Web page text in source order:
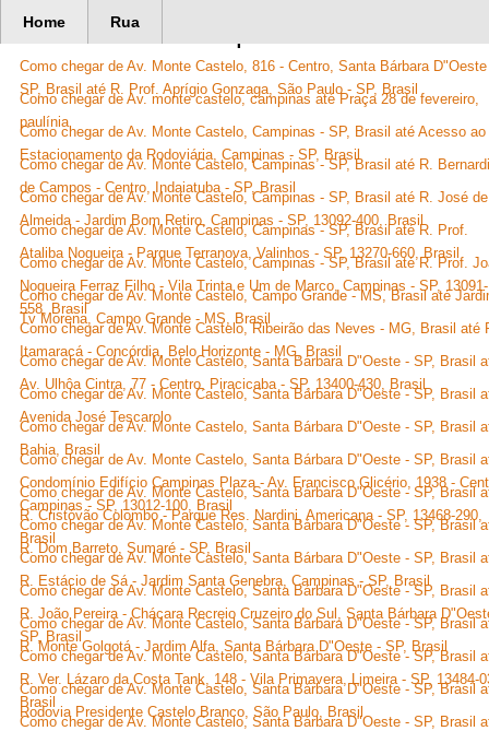
Home Rua
367177 Rotas disponíveis
Como chegar de Av. Monte Castelo, 816 - Centro, Santa Bárbara
SP, Brasil até R. Prof. Aprígio Gonzaga, São Paulo - SP, Brasil
Como chegar de Av. monte castelo, campinas até Praça 28 de fevereiro,
paulínia
Como chegar de Av. Monte Castelo, Campinas - SP, Brasil até Acesso ao
Estacionamento da Rodoviária, Campinas - SP, Brasil
Como chegar de Av. Monte Castelo, Campinas - SP, Brasil até R.
de Campos - Centro, Indaiatuba - SP, Brasil
Como chegar de Av. Monte Castelo, Campinas - SP, Brasil até R. José de
Almeida - Jardim Bom Retiro, Campinas - SP, 13092-400, Brasil
Como chegar de Av. Monte Castelo, Campinas - SP, Brasil até R. Prof.
Ataliba Nogueira - Parque Terranova, Valinhos - SP, 13270-660, Brasil
Como chegar de Av. Monte Castelo, Campinas - SP, Brasil até R. Prof.
Nogueira Ferraz Filho - Vila Trinta e Um de Marco, Campinas - SP, 13091-
558, Brasil
Como chegar de Av. Monte Castelo, Campo Grande - MS, Brasil até
Tv Morena, Campo Grande - MS, Brasil
Como chegar de Av. Monte Castelo, Ribeirão das Neves - MG, Brasil até
Itamaracá - Concórdia, Belo Horizonte - MG, Brasil
Como chegar de Av. Monte Castelo, Santa Bárbara D"Oeste - SP, Brasil
Av. Ulhôa Cintra, 77 - Centro, Piracicaba - SP, 13400-430, Brasil
Como chegar de Av. Monte Castelo, Santa Bárbara D"Oeste - SP, Brasil
Avenida José Tescarolo
Como chegar de Av. Monte Castelo, Santa Bárbara D"Oeste - SP, Brasil
Bahia, Brasil
Como chegar de Av. Monte Castelo, Santa Bárbara D"Oeste - SP, Brasil
Condomínio Edifício Campinas Plaza - Av. Francisco Glicério, 1938 -
Campinas - SP, 13012-100, Brasil
Como chegar de Av. Monte Castelo, Santa Bárbara D"Oeste - SP, Brasil
R. Cristóvão Colombo - Parque Res. Nardini, Americana - SP, 13468-290,
Brasil
Como chegar de Av. Monte Castelo, Santa Bárbara D"Oeste - SP, Brasil
R. Dom Barreto, Sumaré - SP, Brasil
Como chegar de Av. Monte Castelo, Santa Bárbara D"Oeste - SP, Brasil
R. Estácio de Sá - Jardim Santa Genebra, Campinas - SP, Brasil
Como chegar de Av. Monte Castelo, Santa Bárbara D"Oeste - SP, Brasil
R. João Pereira - Chácara Recreio Cruzeiro do Sul, Santa Bárbara
SP, Brasil
Como chegar de Av. Monte Castelo, Santa Bárbara D"Oeste - SP, Brasil
R. Monte Golgotá - Jardim Alfa, Santa Bárbara D"Oeste - SP, Brasil
Como chegar de Av. Monte Castelo, Santa Bárbara D"Oeste - SP, Brasil
R. Ver. Lázaro da Costa Tank, 148 - Vila Primavera, Limeira - SP, 13484-
Brasil
Como chegar de Av. Monte Castelo, Santa Bárbara D"Oeste - SP, Brasil
Rodovia Presidente Castelo Branco, São Paulo, Brasil
Como chegar de Av. Monte Castelo, Santa Bárbara D"Oeste - SP, Brasil